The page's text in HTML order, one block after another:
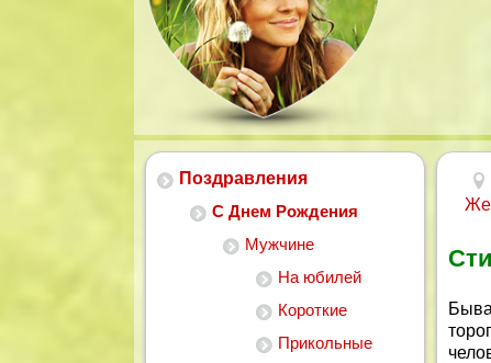
Поздравления
С Днем Рождения
Мужчине
На юбилей
Короткие
Прикольные